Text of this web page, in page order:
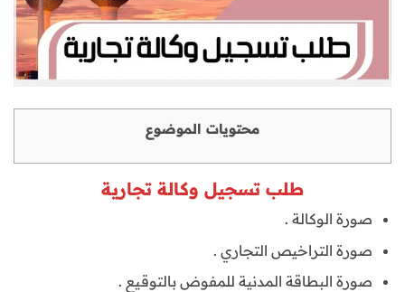
محتويات الموضوع
طلب تسجيل وكالة تجارية
صورة الوكالة .
صورة التراخيص التجاري .
صورة البطاقة المدنية للمفوض بالتوقيع .